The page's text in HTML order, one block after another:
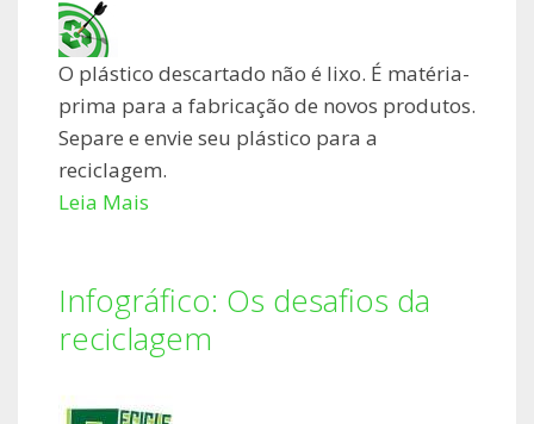
O plástico descartado não é lixo. É matéria-
prima para a fabricação de novos produtos.
Separe e envie seu plástico para a
reciclagem.
Leia Mais
Infográfico: Os desafios da
reciclagem